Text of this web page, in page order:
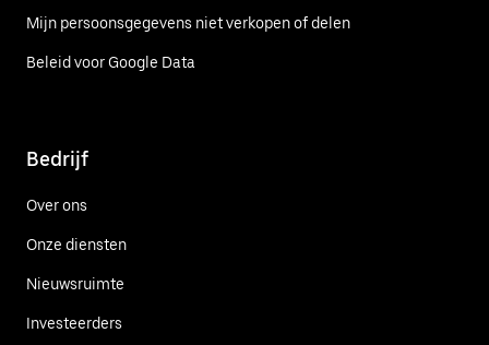
Mijn persoonsgegevens niet verkopen of delen
Beleid voor Google Data
Bedrijf
Over ons
Onze diensten
Nieuwsruimte
Investeerders